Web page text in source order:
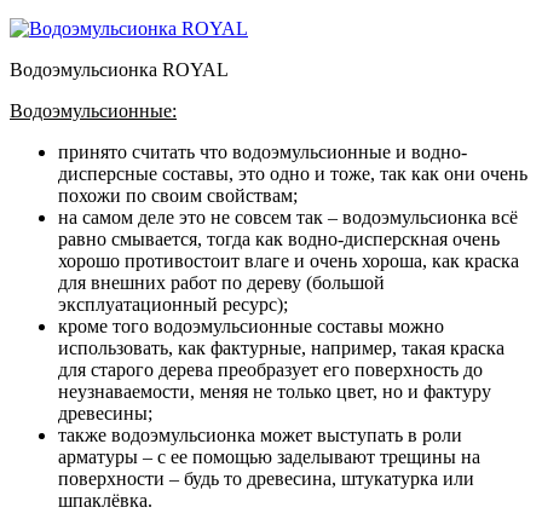
Водоэмульсионка ROYAL
Водоэмульсионные:
принято считать что водоэмульсионные и водно-
дисперсные составы, это одно и тоже, так как они очень
похожи по своим свойствам;
на самом деле это не совсем так – водоэмульсионка всё
равно смывается, тогда как водно-дисперскная очень
хорошо противостоит влаге и очень хороша, как краска
для внешних работ по дереву (большой
эксплуатационный ресурс);
кроме того водоэмульсионные составы можно
использовать, как фактурные, например, такая краска
для старого дерева преобразует его поверхность до
неузнаваемости, меняя не только цвет, но и фактуру
древесины;
также водоэмульсионка может выступать в роли
арматуры – с ее помощью заделывают трещины на
поверхности – будь то древесина, штукатурка или
шпаклёвка.